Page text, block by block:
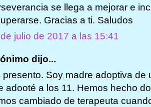
se llega a mejorar e
Gracias a ti. Saludos
julio de 2017 a las 15:41
dijo...
presento. Soy madre adoptiva
adooté a los 11. Hemos hecho
cambiado de terapeuta